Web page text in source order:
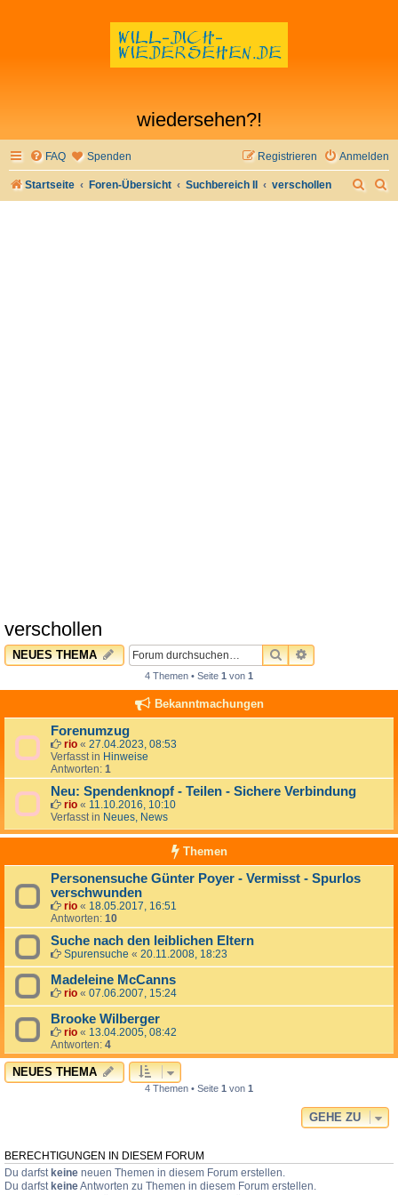
wiedersehen?!
FAQ Spenden Anmelden
Registrieren
Startseite Foren-Übersicht Suchbereich II verschollen
verschollen
NEUES THEMA SUCHEERWEITERTE
4 Themen • Seite 1 von 1
Bekanntmachungen
Forenumzug
rio « 27.04.2023, 08:53
Verfasst in Hinweise
Antworten: 1
Neu: Spendenknopf - Teilen - Sichere Verbindung
rio « 11.10.2016, 10:10
Verfasst in Neues, News
Themen
Personensuche Günter Poyer - Vermisst - Spurlos
verschwunden
rio « 18.05.2017, 16:51
Antworten: 10
Suche nach den leiblichen Eltern
Spurensuche « 20.11.2008, 18:23
Madeleine McCanns
rio « 07.06.2007, 15:24
Brooke Wilberger
rio « 13.04.2005, 08:42
Antworten: 4
NEUES THEMA
4 Themen • Seite 1 von 1
GEHE ZU
BERECHTIGUNGEN IN DIESEM FORUM
Du darfst keine neuen Themen in diesem Forum erstellen.
Du darfst keineAntworten zu Themen in diesem Forum erstellen.